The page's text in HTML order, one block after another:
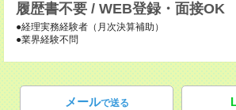
履歴書不要 / WEB登録・面接OK
●経理実務経験者（月次決算補助）
●業界経験不問
メールで送る